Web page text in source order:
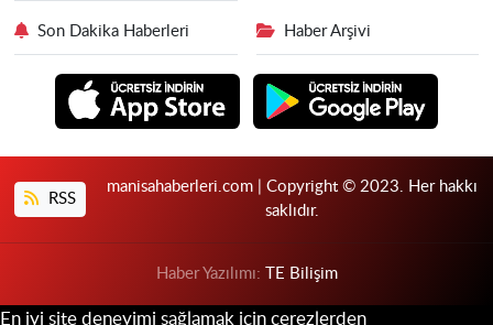
Son Dakika Haberleri Haber Arşivi
RSS
manisahaberleri.com | Copyright © 2023. Her hakkı
saklıdır.
Haber Yazılımı: TE Bilişim
En iyi site deneyimi sağlamak için çerezlerden